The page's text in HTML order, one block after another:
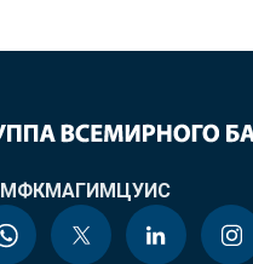
МФКМАГИМЦУИС